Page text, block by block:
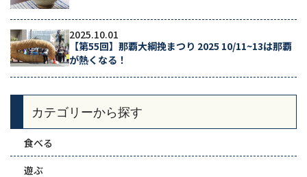
2025.10.01
【第55回】那覇大綱挽まつり 2025 10/11~13は那覇
が熱くなる！
カテゴリーから探す
食べる
遊ぶ